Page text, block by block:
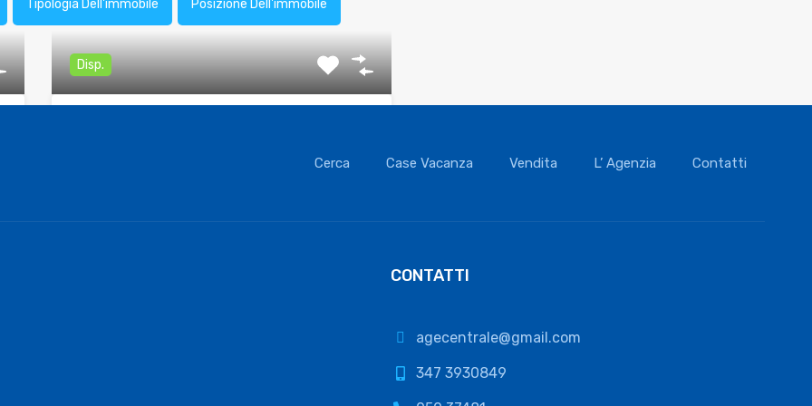
Tipologia Dell'immobile Posizione Dell'immobile
Disp.
Cerca Case Vacanza Vendita L’ Agenzia Contatti
CONTATTI
agecentrale@gmail.com
347 3930849